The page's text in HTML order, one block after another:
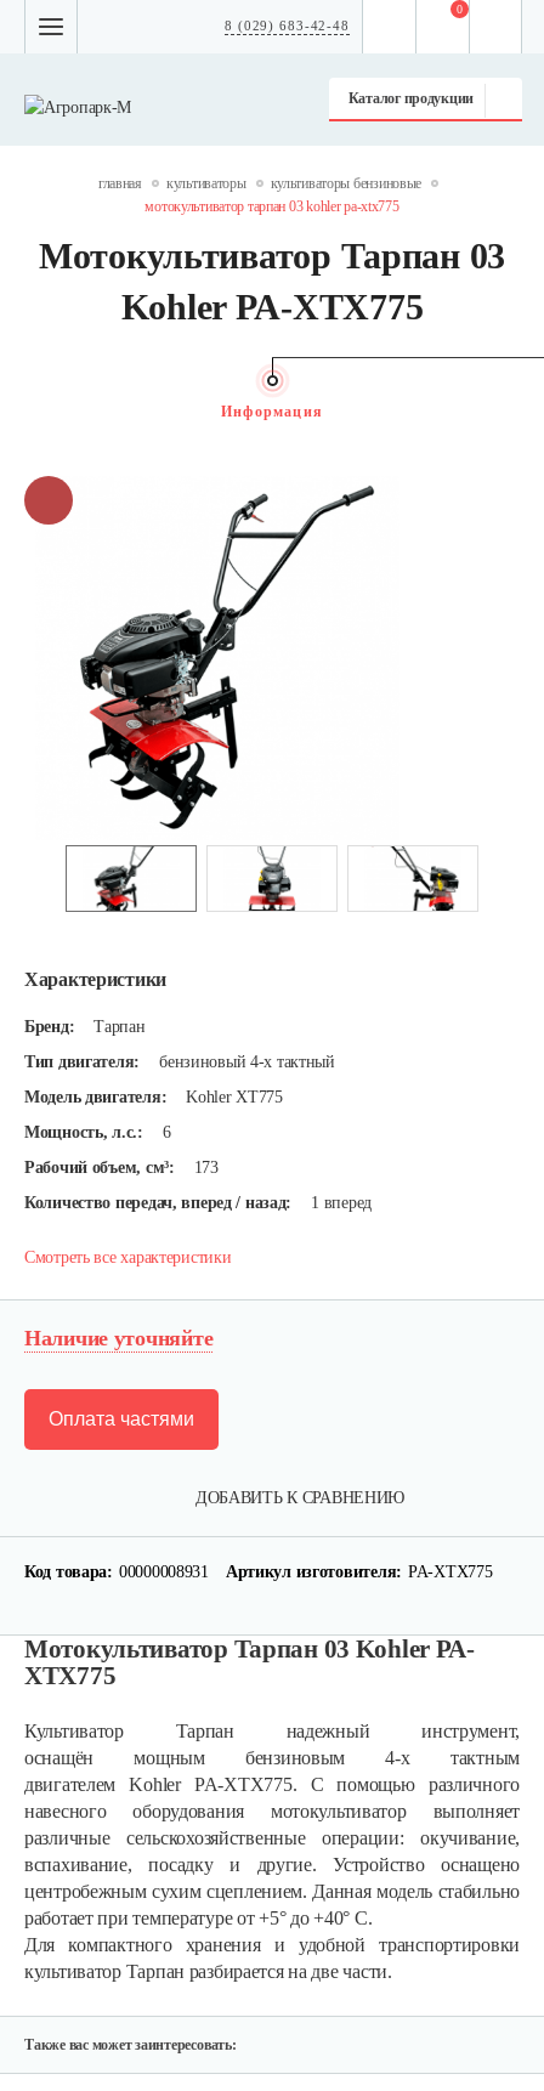
8 (029) 683-42-48
Каталог продукции
0
главная культиваторы
культиваторы бензиновые
мотокультиватор тарпан 03 kohler pa-xtx775
Мотокультиватор Тарпан 03
Kohler PA-XTX775
Характеристики
Бренд:
Тарпан
Тип двигателя:
бензиновый 4-х тактный
Модель двигателя:
Kohler XT775
Мощность, л.с.:
6
Рабочий объем, см³:
173
Количество передач, вперед / назад:
1 вперед
Смотреть все характеристики
Информация
Наличие уточняйте
ДОБАВИТЬ К СРАВНЕНИЮ
Оплата частями
Код товара: 00000008931 Артикул изготовителя: PA-XTX775
Мотокультиватор Тарпан 03 Kohler PA-
XTX775
Культиватор Тарпан надежный инструмент,
оснащён мощным бензиновым 4-х тактным
двигателем Kohler PA-XTX775. С помощью различного
навесного оборудования мотокультиватор выполняет
различные сельскохозяйственные операции: окучивание,
вспахивание, посадку и другие. Устройство оснащено
центробежным сухим сцеплением. Данная модель стабильно
работает при температуре от +5° до +40° C.
Для компактного хранения и удобной транспортировки
культиватор Тарпан разбирается на две части.
Также вас может заинтересовать:
Мотокультиватор Mantis Kioritz 2T
2 600 руб Смотреть
Мотокультиватор бензиновый…
1 350 руб